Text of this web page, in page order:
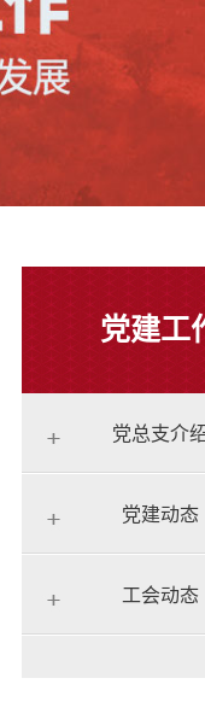
党建工
党总支介
党建动态
工会动态